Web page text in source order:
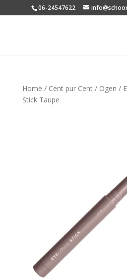
06-24547622
Home / Cent pur Cent/ Ogen /
Stick Taupe